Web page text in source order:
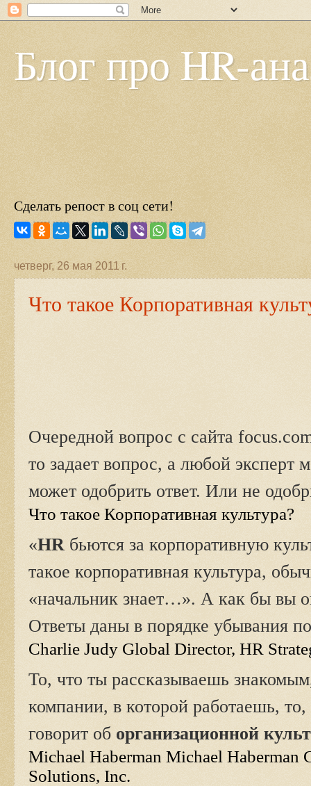
Блог про HR-
Сделать репост в соц сети!
четверг, 26 мая 2011 г.
Что такое Корпоративная
Очередной вопрос с сайта
то задает вопрос, а любой
может одобрить ответ. Или не
Что такое Корпоративная культура?
«HR бьются за корпоративную
такое корпоративная культура,
«начальник знает…». А как бы вы
Ответы даны в порядке убывания
Charlie Judy Global Director, HR
То, что ты рассказываешь
компании, в которой работаешь, то,
говорит об организационной
Michael Haberman Michael Haberman
Solutions, Inc.